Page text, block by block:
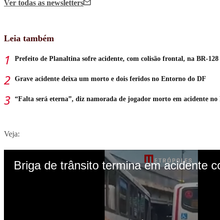
Ver todas as newsletters
Leia também
Prefeito de Planaltina sofre acidente, com colisão frontal, na BR-128
Grave acidente deixa um morto e dois feridos no Entorno do DF
“Falta será eterna”, diz namorada de jogador morto em acidente no
Veja: